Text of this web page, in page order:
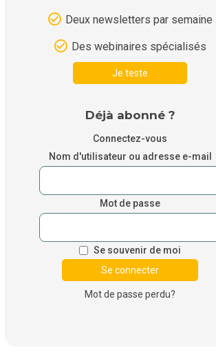
Deux newsletters par semaine
Des webinaires spécialisés
Je teste
Déjà abonné ?
Connectez-vous
Nom d'utilisateur ou adresse e-mail
Mot de passe
Se souvenir de moi
Mot de passe perdu?